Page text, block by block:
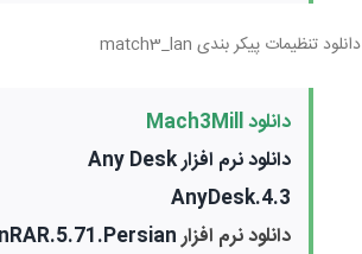
دانلود تنظیمات پیکر بندی match3_lan
دانلود Mach3Mill
دانلود نرم افزار Any Desk
AnyDesk.4.3
دانلود نرم افزار